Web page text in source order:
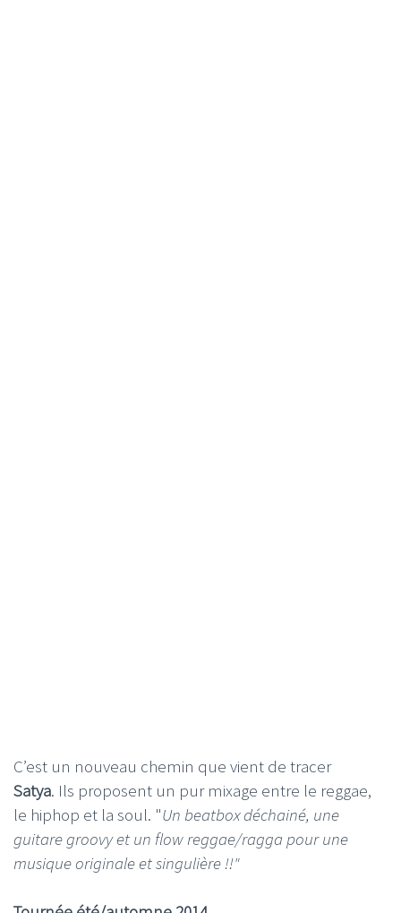
C’est un nouveau chemin que vient de tracer
Satya. Ils proposent un pur mixage entre le reggae,
le hiphop et la soul. "Un beatbox déchainé, une
guitare groovy et un flow reggae/ragga pour une
musique originale et singulière !!"